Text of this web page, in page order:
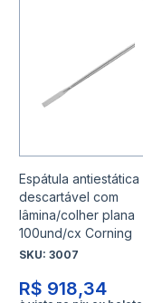
Espátula antiestática
descartável com
lâmina/colher plana
100und/cx Corning
SKU: 3007
R$ 918,34